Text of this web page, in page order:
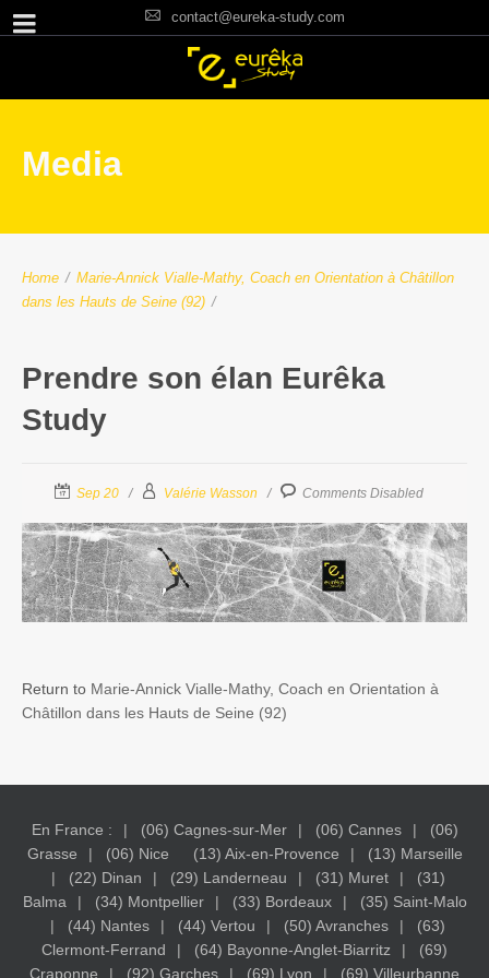
contact@eureka-study.com
Media
Home / Marie-Annick Vialle-Mathy, Coach en Orientation à Châtillon
dans les Hauts de Seine (92) /
Prendre son élan Eurêka
Study
Sep 20 Valérie Wasson Comments Disabled
Return to Marie-Annick Vialle-Mathy, Coach en Orientation à
Châtillon dans les Hauts de Seine (92)
En France : (06) Cagnes-sur-Mer (06) Cannes
(06)
Grasse
(06) Nice (13) Aix-en-Provence
(13) Marseille
(22) Dinan
(29) Landerneau (31) Muret
(31)
Balma
(34) Montpellier (33) Bordeaux
(35) Saint-Malo
(44) Nantes
(44) Vertou (50) Avranches
(63)
Clermont-Ferrand
(64) Bayonne-Anglet-Biarritz
(69)
Craponne
(92) Garches (69) Lyon (69) Villeurbanne